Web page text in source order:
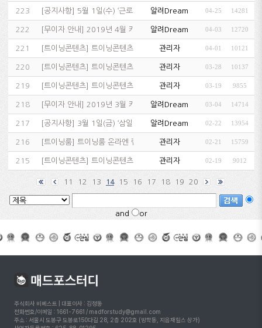
223 [공지사항] 5월 1일(수) ‘근로자의 날’ 5월 6일(월) &#…
알려Dream 04-25 14281
222 [무이자 안내] 2019년 4월 카드사 무이자 할부 행사 안내…
알려Dream 04-03 12720
221 [트이닝콘텐츠] 트이닝콘텐츠 4차 업데이트…
관리자 04-01 10121
220 [트이닝콘텐츠] 트이닝콘텐츠 3차 업데이트…
관리자 03-28 10137
219 [트이닝콘텐츠] 트이닝콘텐츠 2차 업데이트!…
관리자 03-19 9855
218 [무이자 안내] 2019년 3월 카드사 무이자 할부 행사 안내…
알려Dream 03-04 14714
217 [공지사항] 3월 1일(금) ‘삼일절’ 수업 진행 & 고객센터 휴무…
알려Dream 02-22 13954
216 [트이닝룸] 트이닝룸 온라엔 랩실 론칭!…
관리자 02-21 15759
215 [트이닝콘텐츠] 트이닝콘텐츠 업데이트!…
관리자 02-19 9012
11 12 13 14 15 16 17 18 19 20
and or
주식회사 비베스트 | 대표이사 : 김정동
전화번호/이메일 : 1661-7661 / madforstudy@gmail.com
주소 : 서울시 도봉구 도봉로150다길 28, 2층 202호 (방학동, 지음재힐스 상가)